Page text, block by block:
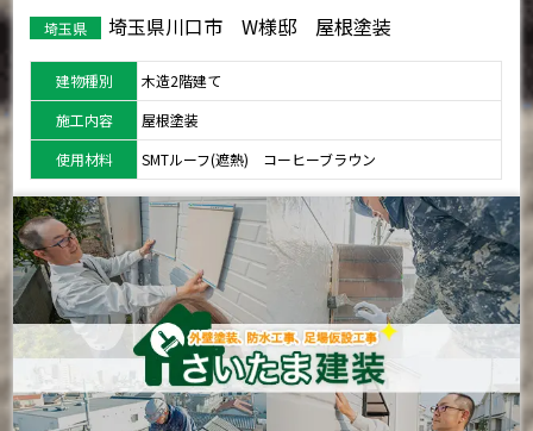
埼玉県 埼玉県川口市 W様邸 屋根塗装
建物種別
木造2階建て
施工内容
屋根塗装
使用材料
SMTルーフ(遮熱) コーヒーブラウン